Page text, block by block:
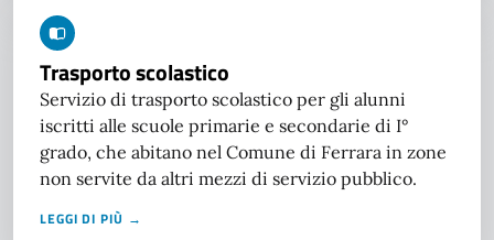
Trasporto scolastico
Servizio di trasporto scolastico per gli alunni
iscritti alle scuole primarie e secondarie di I°
grado, che abitano nel Comune di Ferrara in zone
non servite da altri mezzi di servizio pubblico.
LEGGI DI PIÙ →